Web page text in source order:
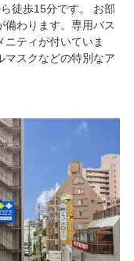
徒歩15分です。 お部
備わります。専用バス
ティが付いていま
マスクなどの特別なア